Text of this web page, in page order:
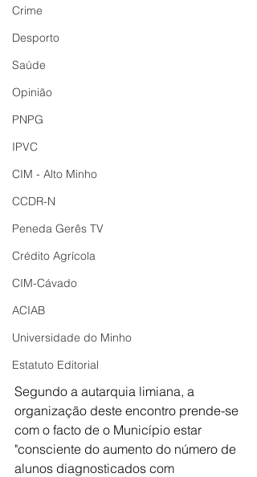
Crime
Desporto
Saúde
Opinião
PNPG
IPVC
CIM - Alto Minho
CCDR-N
Peneda Gerês TV
Crédito Agrícola
CIM-Cávado
ACIAB
Universidade do Minho
Estatuto Editorial
Segundo a autarquia limiana, a
organização deste encontro prende-se
com o facto de o Município estar
"consciente do aumento do número de
alunos diagnosticados com